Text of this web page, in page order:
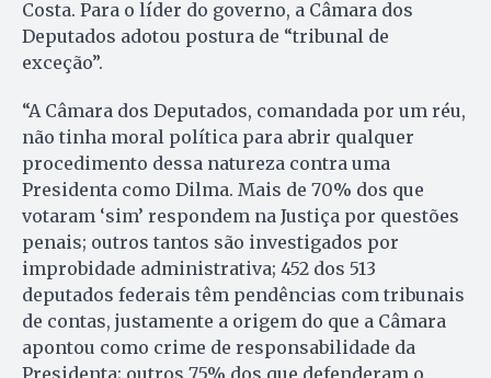
Costa. Para o líder do governo, a Câmara dos
Deputados adotou postura de “tribunal de
exceção”.
“A Câmara dos Deputados, comandada por um réu,
não tinha moral política para abrir qualquer
procedimento dessa natureza contra uma
Presidenta como Dilma. Mais de 70% dos que
votaram ‘sim’ respondem na Justiça por questões
penais; outros tantos são investigados por
improbidade administrativa; 452 dos 513
deputados federais têm pendências com tribunais
de contas, justamente a origem do que a Câmara
apontou como crime de responsabilidade da